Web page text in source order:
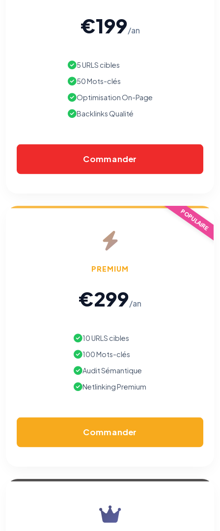
€199/an
5 URLS cibles
50 Mots-clés
Optimisation On-Page
Backlinks Qualité
Commander
POPULAIRE
PREMIUM
€299/an
10 URLS cibles
100 Mots-clés
Audit Sémantique
Netlinking Premium
Commander
(pages visitées, durée de visite) pour l'améliorer. Données
anonymisées via Google Analytics.
Cookies marketing
Permettent d'afficher des publicités pertinentes et de
mesurer l'efficacité de nos campagnes (Google Ads,
Meta/Facebook). Vous pouvez les refuser sans impact sur
Les e-mails peuvent contenir un pixel d'ouverture et des liens
écrivez àcontact@logicielreferencement.com. Détail :Politique de